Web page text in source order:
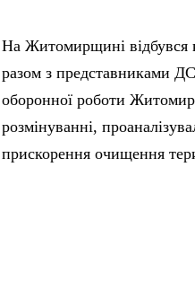
На Житомирщині відбувся
разом з представниками
оборонної роботи
розмінуванні,
прискорення очищення